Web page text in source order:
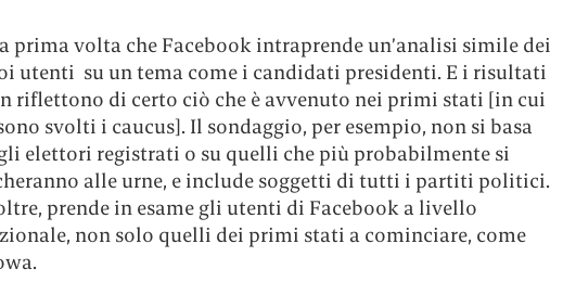
prima volta che Facebook intraprende un’analisi simile dei
utenti su un tema come i candidati presidenti. E i risultati
riflettono di certo ciò che è avvenuto nei primi stati [in cui
svolti i caucus]. Il sondaggio, per esempio, non si basa
elettori registrati o su quelli che più probabilmente si
alle urne, e include soggetti di tutti i partiti politici.
prende in esame gli utenti di Facebook a livello
non solo quelli dei primi stati a cominciare, come